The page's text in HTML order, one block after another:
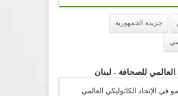
جريدة الجمهورية
العالمي للصحافة - لبنان
في الإتحاد الكاثوليكي العالمي